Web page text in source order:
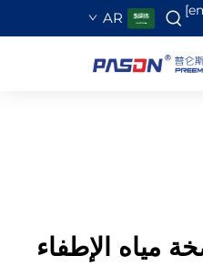
AR
مياه الإطفاء